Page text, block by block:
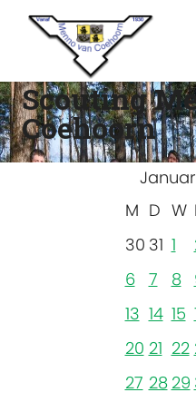
Scouting
Coehoorn
M D W
30 31 1
6
7 8
13 14 15
20 21 22
27 28 29